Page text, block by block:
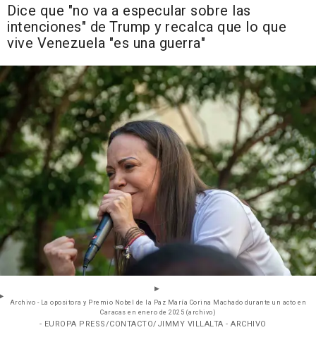
Dice que "no va a especular sobre las
intenciones" de Trump y recalca que lo que
vive Venezuela "es una guerra"
Archivo - La opositora y Premio Nobel de la Paz María Corina Machado durante un acto en
Caracas en enero de 2025 (archivo)
- EUROPA PRESS/CONTACTO/JIMMY VILLALTA - ARCHIVO